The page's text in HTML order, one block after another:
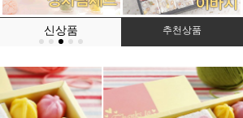
신상품 추천상품